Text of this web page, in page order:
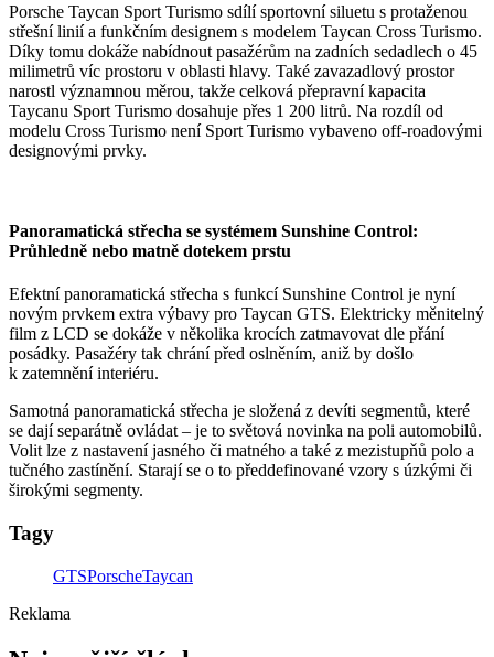
Porsche Taycan Sport Turismo sdílí sportovní siluetu s protaženou
střešní linií a funkčním designem s modelem Taycan Cross Turismo.
Díky tomu dokáže nabídnout pasažérům na zadních sedadlech o 45
milimetrů víc prostoru v oblasti hlavy. Také zavazadlový prostor
narostl významnou měrou, takže celková přepravní kapacita
Taycanu Sport Turismo dosahuje přes 1 200 litrů. Na rozdíl od
modelu Cross Turismo není Sport Turismo vybaveno off-roadovými
designovými prvky.
Panoramatická střecha se systémem Sunshine Control:
Průhledně nebo matně dotekem prstu
Efektní panoramatická střecha s funkcí Sunshine Control je nyní
novým prvkem extra výbavy pro Taycan GTS. Elektricky měnitelný
film z LCD se dokáže v několika krocích zatmavovat dle přání
posádky. Pasažéry tak chrání před oslněním, aniž by došlo
k zatemnění interiéru.
Samotná panoramatická střecha je složená z devíti segmentů, které
se dají separátně ovládat – je to světová novinka na poli automobilů.
Volit lze z nastavení jasného či matného a také z mezistupňů polo a
tučného zastínění. Starají se o to předdefinované vzory s úzkými či
širokými segmenty.
Tagy
GTSPorscheTaycan
Reklama